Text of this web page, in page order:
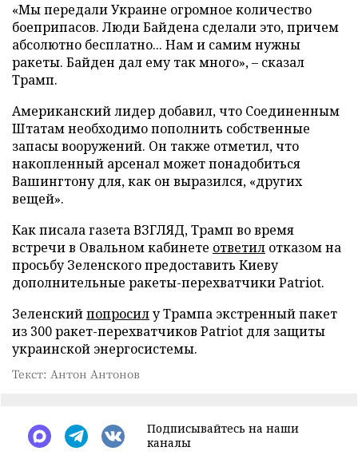
«Мы передали Украине огромное количество
боеприпасов. Люди Байдена сделали это, причем
абсолютно бесплатно... Нам и самим нужны
ракеты. Байден дал ему так много», – сказал
Трамп.
Американский лидер добавил, что Соединенным
Штатам необходимо пополнить собственные
запасы вооружений. Он также отметил, что
накопленный арсенал может понадобиться
Вашингтону для, как он выразился, «других
вещей».
Как писала газета ВЗГЛЯД, Трамп во время
встречи в Овальном кабинете ответил отказом на
просьбу Зеленского предоставить Киеву
дополнительные ракеты-перехватчики Patriot.
Зеленскийпопросилу Трампа экстренный пакет
из 300 ракет-перехватчиков Patriot для защиты
украинской энергосистемы.
Текст: Антон Антонов
Подписывайтесь на наши
каналы